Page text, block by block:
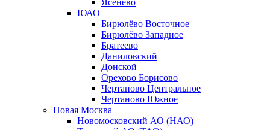
Ясенево
ЮАО
Бирюлёво Восточное
Бирюлёво Западное
Братеево
Даниловский
Донской
Орехово Борисово
Чертаново Центральное
Чертаново Южное
Новая Москва
Новомосковский АО (НАО)